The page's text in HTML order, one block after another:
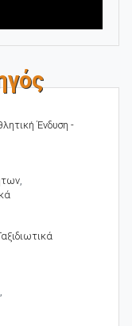
Ένδυση -
,
,